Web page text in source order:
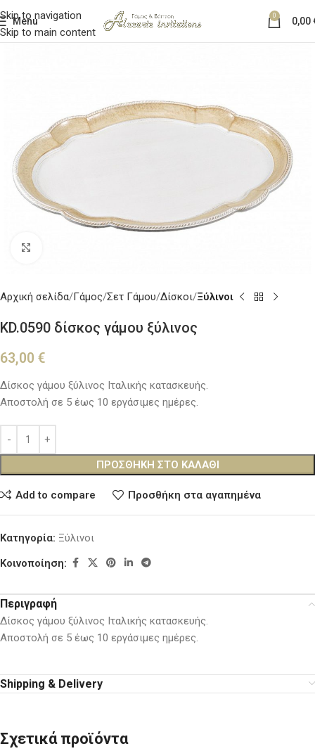
Skip to navigation
Skip to main content
Menu 0 0,00
Αρχική σελίδα Γάμος Σετ Γάμου Δίσκοι Ξύλινοι
KD.0590 δίσκος γάμου ξύλινος
63,00 €
Δίσκος γάμου ξύλινος Ιταλικής κατασκευής.
Αποστολή σε 5 έως 10 εργάσιμες ημέρες.
ΠΡΟΣΘΉΚΗ ΣΤΟ ΚΑΛΆΘΙ
Add to compare Προσθήκη στα αγαπημένα
Κατηγορία: Ξύλινοι
Κοινοποίηση:
Περιγραφή
Δίσκος γάμου ξύλινος Ιταλικής κατασκευής.
Αποστολή σε 5 έως 10 εργάσιμες ημέρες.
Shipping & Delivery
Σχετικά προϊόντα